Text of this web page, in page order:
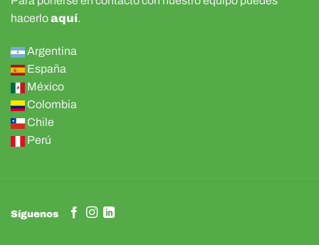
hacerloaquí.
Argentina
España
México
Colombia
Chile
Perú
Síguenos